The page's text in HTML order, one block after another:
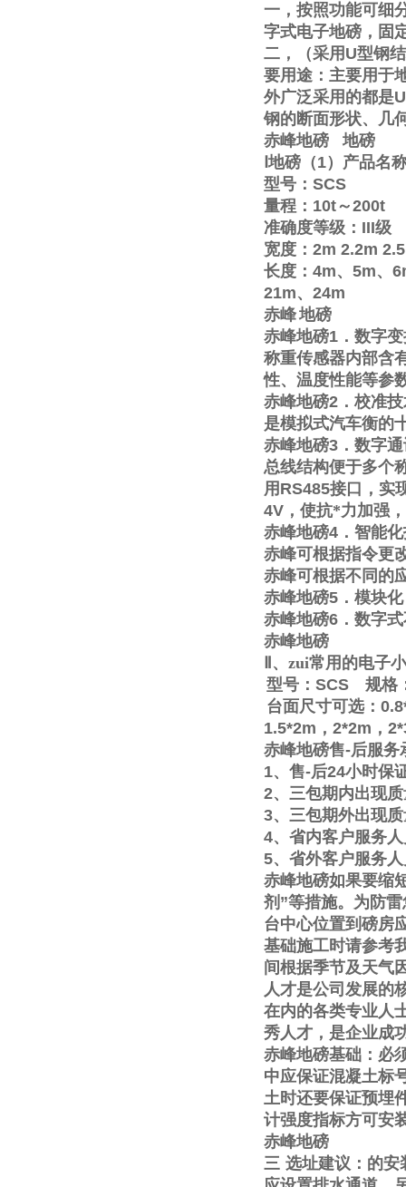
一，按照功能可细
字式电子地磅，固
二，（采用 U型钢
要用途：主要用于
外广泛采用的都是U
钢的断面形状、几
赤峰地磅
地磅
地磅（1）产品名
型号： SCS
量程： 10t～200t
准确度等级： III级
宽度： 2m 2.2m
长度： 4m、 5m、
21m、 24m
赤峰地磅
赤峰地磅1 ．数字
称重传感器内部含
性、温度性能等参
赤峰地磅2 ．校准
是模拟式汽车衡的
赤峰地磅3 ．数字
总线结构便于多个
用 RS485接口，实
4V ，使抗*力加强
赤峰地磅4 ．智能
赤峰可根据指令更
赤峰可根据不同的
赤峰地磅5 ．模块
赤峰地磅6 ．数字
赤峰地磅
、zui常用的电子
型号： SCS
规格
台面尺寸可选：
1.5*2m ， 2*2m ，
赤峰地磅售-后服务
1、售-后24小时保
2、三包期内出现
3、三包期外出现
4、省内客户服务
5、省外客户服务
赤峰地磅如果要缩
剂 ”等措施。为防
台中心位置到磅房
基础施工时请参考
间根据季节及天气
人才是公司发展的
在内的各类专业人
秀人才，是企业成
赤峰地磅基础：必
中应保证混凝土标
土时还要保证预埋
计强度指标方可安
赤峰地磅
三 选址建议：的安